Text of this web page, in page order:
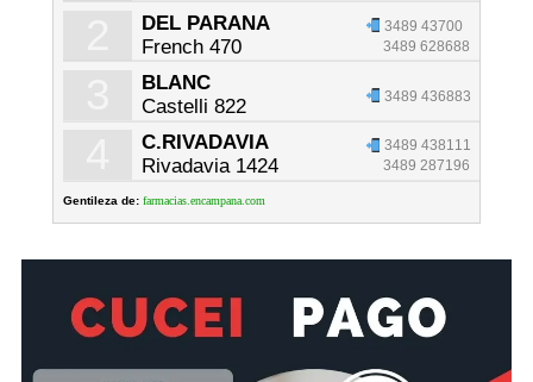
DEL PARANA
French 470
3489 43700
3489 628688
BLANC
Castelli 822
3489 436883
C.RIVADAVIA
Rivadavia 1424
3489 438111
3489 287196
Gentileza de: farmacias.encampana.com